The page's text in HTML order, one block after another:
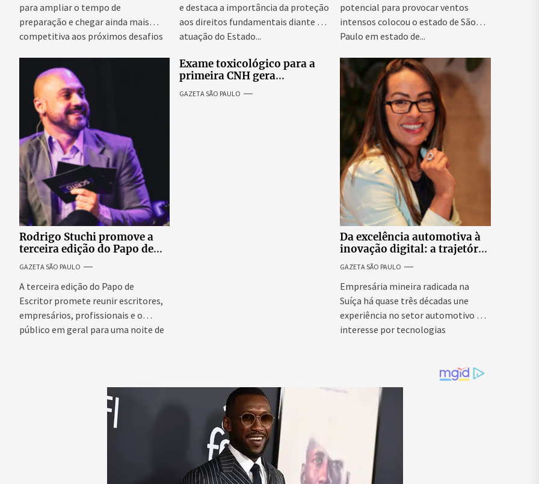
para ampliar o tempo de
preparação e chegar ainda mais
competitiva aos próximos desafios
e destaca a importância da proteção
aos direitos fundamentais diante da
atuação do Estado...
potencial para provocar ventos
intensos colocou o estado de São
Paulo em estado de...
Rodrigo Stuchi promove a
terceira edição do Papo de
Escritor, podcast ao vivo que
reúne especialistas para
discutir saúde mental e
prosperidade.
GAZETA SÃO PAULO
A terceira edição do Papo de
Escritor promete reunir escritores,
empresários, profissionais e o
público em geral para uma noite de
Exame toxicológico para a
primeira CNH gera
denúncias de cortes
excessivos de cabelo e
GAZETA SÃO PAULO
Da excelência automotiva à
inovação digital: a trajetória
internacional da empresária
Adriene Silva
GAZETA SÃO PAULO
Empresária mineira radicada na
Suíça há quase três décadas une
experiência no setor automotivo e
interesse por tecnologias